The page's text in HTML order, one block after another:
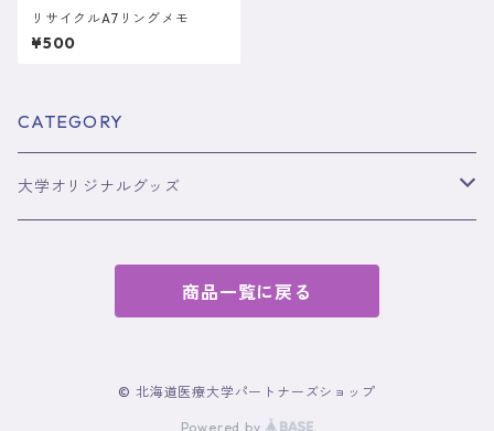
リサイクルA7リングメモ
¥500
CATEGORY
大学オリジナルグッズ
コラボグッズ
商品一覧に戻る
© 北海道医療大学パートナーズショップ
Powered by